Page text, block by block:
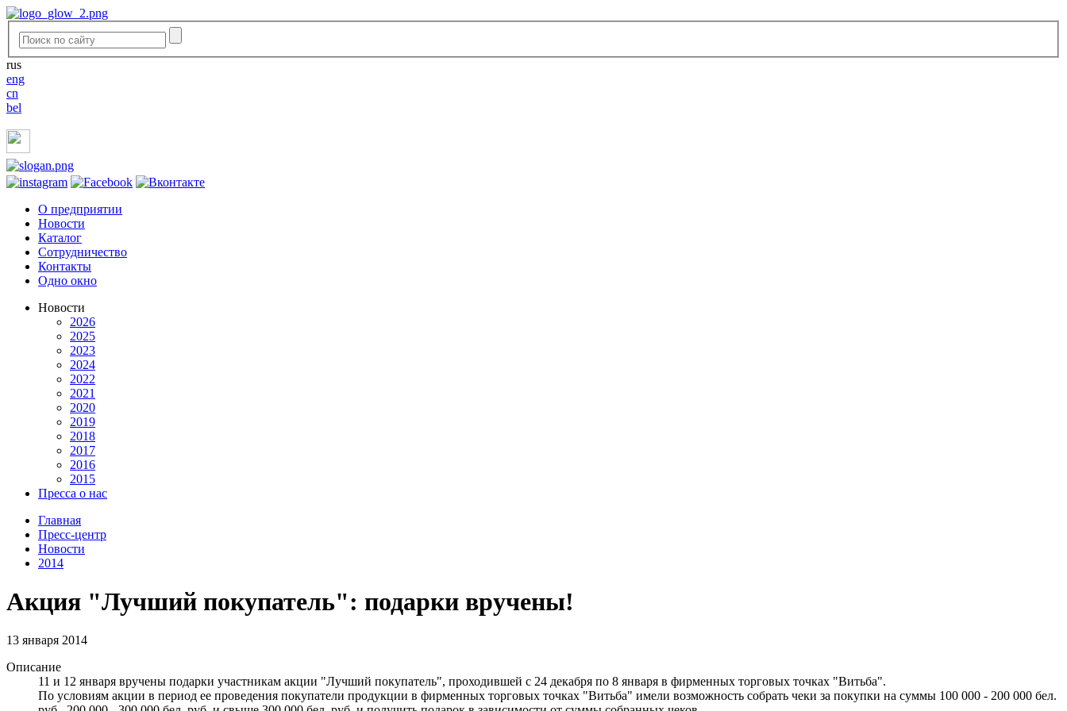
rus
eng
cn
bel
O предприятии
Новости
Каталог
Сотрудничество
Контакты
Одно окно
Новости
2026
2025
2023
2024
2022
2021
2020
2019
2018
2017
2016
2015
Пресса о нас
Главная
Пресс-центр
Новости
2014
Акция "Лучший покупатель": подарки вручены!
13 января 2014
Описание
11 и 12 января вручены подарки участникам акции "Лучший покупатель", проходившей с 24 декабря по 8 января в фирменных торговых точках "Витьба".
По условиям акции в период ее проведения покупатели продукции в фирменных торговых точках "Витьба" имели возможность собрать чеки за покупки на суммы 100 000 - 200 000 бел.